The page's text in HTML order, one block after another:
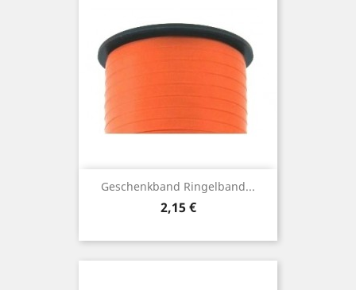
Geschenkband Ringelband...
Preis
2,15 €